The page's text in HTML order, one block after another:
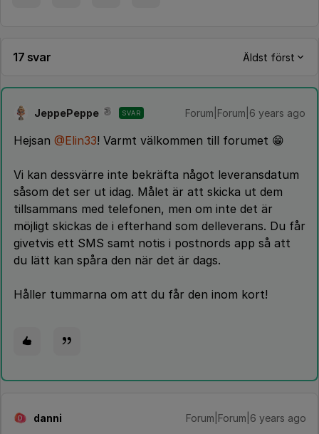
17 svar Äldst först
JeppePeppe SVAR Forum|Forum|6 years ago
Hejsan @Elin33! Varmt välkommen till forumet 😁
Vi kan dessvärre inte bekräfta något leveransdatum
såsom det ser ut idag. Målet är att skicka ut dem
tillsammans med telefonen, men om inte det är
möjligt skickas de i efterhand som delleverans. Du får
givetvis ett SMS samt notis i postnords app så att
du lätt kan spåra den när det är dags.
Håller tummarna om att du får den inom kort!
D danni Forum|Forum|6 years ago